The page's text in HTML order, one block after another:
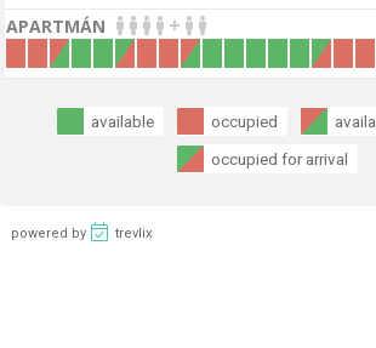
APARTMÁN +
available occupied
occupied for arrival
powered by trevlix